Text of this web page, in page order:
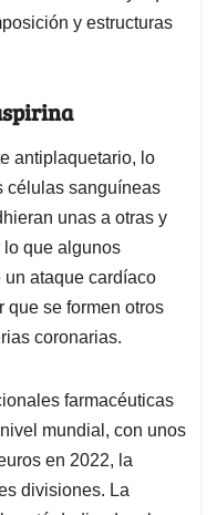
y estructuras
antiplaquetario, lo
células sanguíneas
unas a otras y
lo que algunos
ataque cardíaco
que se formen otros
coronarias.
farmacéuticas
mundial, con unos
en 2022, la
divisiones. La